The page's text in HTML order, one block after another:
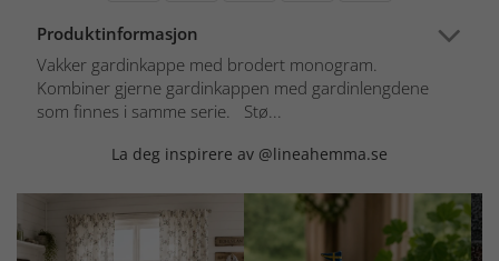
Produktinformasjon
Vakker gardinkappe med brodert monogram.
Kombiner gjerne gardinkappen med gardinlengdene
som finnes i samme serie. Stø...
La deg inspirere av @lineahemma.se